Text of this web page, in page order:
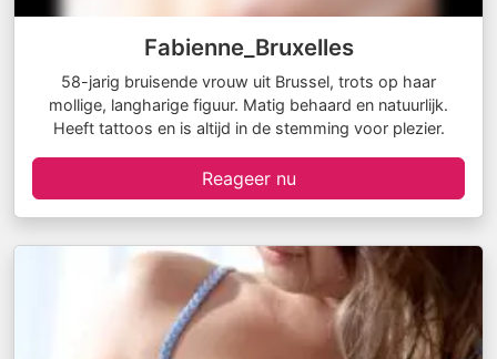
Fabienne_Bruxelles
58-jarig bruisende vrouw uit Brussel, trots op haar
mollige, langharige figuur. Matig behaard en natuurlijk.
Heeft tattoos en is altijd in de stemming voor plezier.
Reageer nu